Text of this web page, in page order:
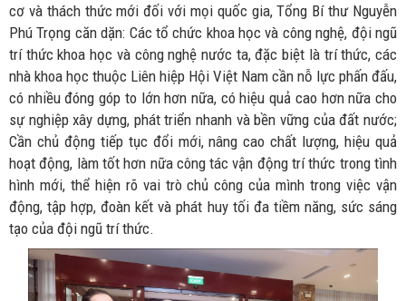
cơ và thách thức mới đối với mọi quốc gia, Tổng Bí thư Nguyễn
Phú Trọng căn dặn: Các tổ chức khoa học và công nghệ, đội ngũ
trí thức khoa học và công nghệ nước ta, đặc biệt là trí thức, các
nhà khoa học thuộc Liên hiệp Hội Việt Nam cần nỗ lực phấn đấu,
có nhiều đóng góp to lớn hơn nữa, có hiệu quả cao hơn nữa cho
sự nghiệp xây dựng, phát triển nhanh và bền vững của đất nước;
Cần chủ động tiếp tục đổi mới, nâng cao chất lượng, hiệu quả
hoạt động, làm tốt hơn nữa công tác vận động trí thức trong tình
hình mới, thể hiện rõ vai trò chủ công của mình trong việc vận
động, tập hợp, đoàn kết và phát huy tối đa tiềm năng, sức sáng
tạo của đội ngũ trí thức.